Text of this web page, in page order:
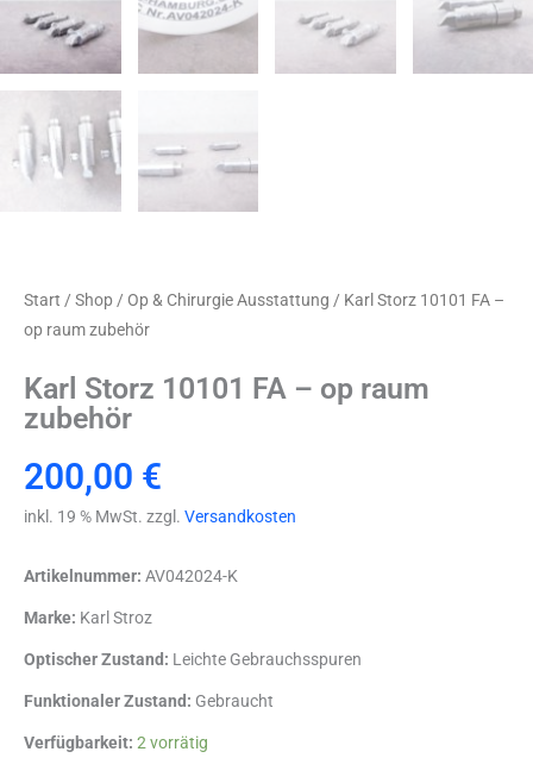
Start / Shop / Op & Chirurgie Ausstattung / Karl Storz 10101 FA –
op raum zubehör
Karl Storz 10101 FA – op raum
zubehör
200,00 €
inkl. 19 % MwSt. zzgl. Versandkosten
Artikelnummer: AV042024-K
Marke: Karl Stroz
Optischer Zustand: Leichte Gebrauchsspuren
Funktionaler Zustand: Gebraucht
Verfügbarkeit: 2 vorrätig
Karl